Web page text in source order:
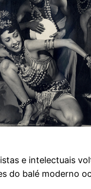
e intelectuais
do balé moderno